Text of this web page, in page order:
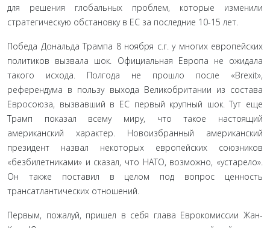
для решения глобальных проблем, которые изменили
стратегическую обстановку в ЕС за последние 10-15 лет.
Победа Дональда Трампа 8 ноября с.г. у многих европейских
политиков вызвала шок. Официальная Европа не ожидала
такого исхода. Полгода не прошло после «Brexit»,
референдума в пользу выхода Великобритании из состава
Евросоюза, вызвавший в ЕС первый крупный шок. Тут еще
Трамп показал всему миру, что такое настоящий
американский характер. Новоизбранный американский
президент назвал некоторых европейских союзников
«безбилетниками» и сказал, что НАТО, возможно, «устарело».
Он также поставил в целом под вопрос ценность
трансатлантических отношений.
Первым, пожалуй, пришел в себя глава Еврокомиссии Жан-